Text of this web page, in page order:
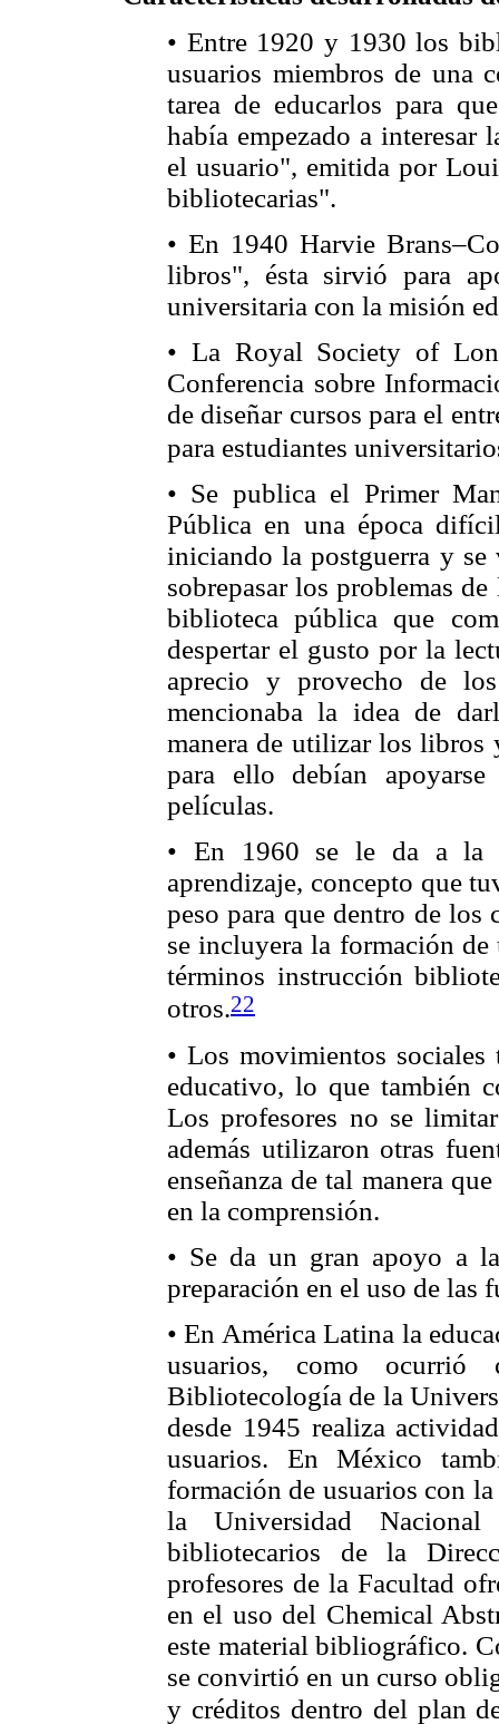
• Entre 1920 y 1930 los
usuarios miembros de una
tarea de educarlos para
había empezado a interesar
el usuario", emitida por
bibliotecarias".
• En 1940 Harvie
libros", ésta sirvió para
universitaria con la misión
• La Royal Society of
Conferencia sobre
de diseñar cursos para el
para estudiantes
• Se publica el Primer
Pública en una época
iniciando la postguerra y se
sobrepasar los problemas
biblioteca pública que
despertar el gusto por la
aprecio y provecho de
mencionaba la idea de
manera de utilizar los libros
para ello debían
películas.
• En 1960 se le da a la
aprendizaje, concepto que
peso para que dentro de
se incluyera la formación
términos instrucción
otros.22
• Los movimientos
educativo, lo que también
Los profesores no se
además utilizaron otras
enseñanza de tal manera
en la comprensión.
• Se da un gran apoyo a
preparación en el uso de las
• En América Latina la
usuarios, como ocurrió
Bibliotecología de la
desde 1945 realiza
usuarios. En México
formación de usuarios con
la Universidad
bibliotecarios de la
profesores de la Facultad
en el uso del Chemical
este material bibliográfico.
se convirtió en un curso
y créditos dentro del plan